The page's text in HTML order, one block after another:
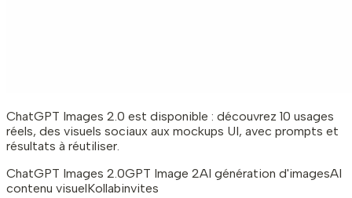
ChatGPT Images 2.0 est disponible : découvrez 10 usages
réels, des visuels sociaux aux mockups UI, avec prompts et
résultats à réutiliser.
ChatGPT Images 2.0GPT Image 2AI génération d'imagesAI
contenu visuelKollabinvites